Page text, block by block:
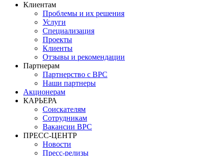
Клиентам
Проблемы и их решения
Услуги
Специализация
Проекты
Клиенты
Отзывы и рекомендации
Партнерам
Партнерство с BPC
Наши партнеры
Акционерам
КАРЬЕРА
Соискателям
Сотрудникам
Вакансии BPC
ПРЕСС-ЦЕНТР
Новости
Пресс-релизы